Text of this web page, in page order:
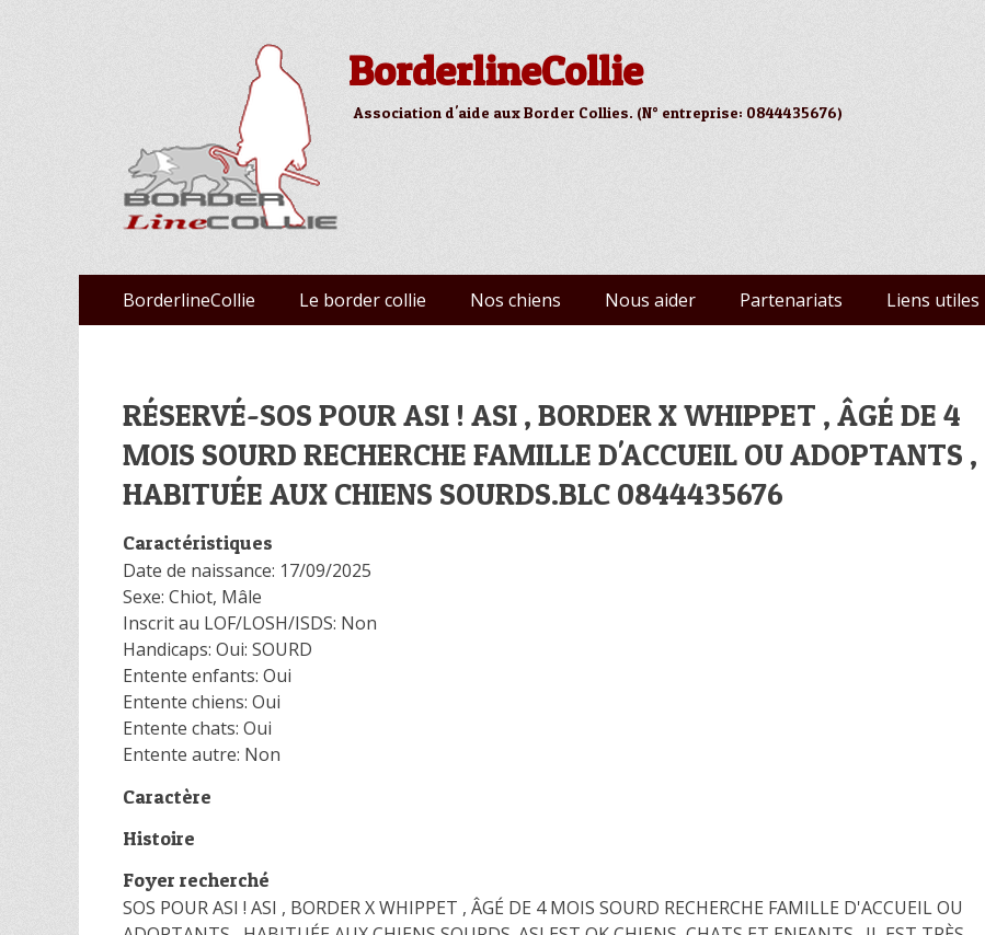
BorderlineCollie
Association d'aide aux Border Collies. (N° entreprise: 0844435676)
Premier menu
BorderlineCollie Le border collie Nos chiens Nous aider Partenariats Liens utiles
RÉSERVÉ-SOS POUR ASI ! ASI , BORDER X WHIPPET , ÂGÉ DE 4
MOIS SOURD RECHERCHE FAMILLE D'ACCUEIL OU ADOPTANTS ,
HABITUÉE AUX CHIENS SOURDS.BLC 0844435676
Caractéristiques
Date de naissance: 17/09/2025
Sexe: Chiot, Mâle
Inscrit au LOF/LOSH/ISDS: Non
Handicaps: Oui: SOURD
Entente enfants: Oui
Entente chiens: Oui
Entente chats: Oui
Entente autre: Non
Caractère
Histoire
Foyer recherché
SOS POUR ASI ! ASI , BORDER X WHIPPET , ÂGÉ DE 4 MOIS SOURD RECHERCHE FAMILLE D'ACCUEIL OU